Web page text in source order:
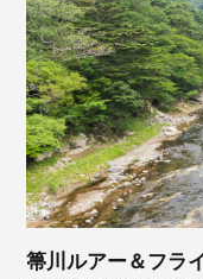
箒川ルアー＆フラ